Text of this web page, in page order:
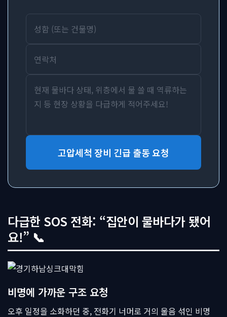
고압세척 장비 긴급 출동 요청
다급한 SOS 전화: “집안이 물바다가 됐어
요!” 📞
비명에 가까운 구조 요청
오후 일정을 소화하던 중, 전화기 너머로 거의 울음 섞인 비명